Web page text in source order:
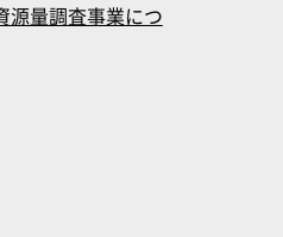
源量調査事業につ